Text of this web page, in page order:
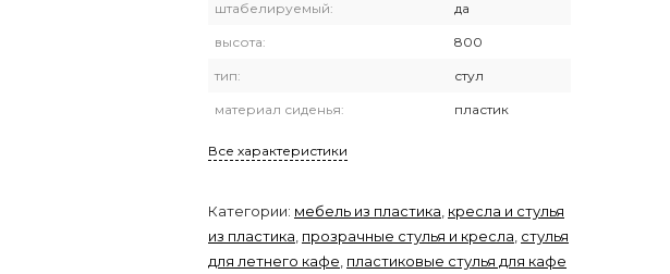
штабелируемый: да
высота: 800
тип: стул
материал сиденья: пластик
Все характеристики
Категории: мебель из пластика кресла и стулья
из пластика прозрачные стулья и кресла стулья
для летнего кафе пластиковые стулья для кафе